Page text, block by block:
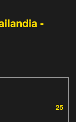
-
25